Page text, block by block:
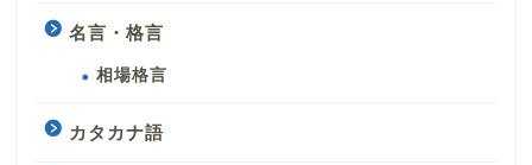
名言・格言
相場格言
カタカナ語